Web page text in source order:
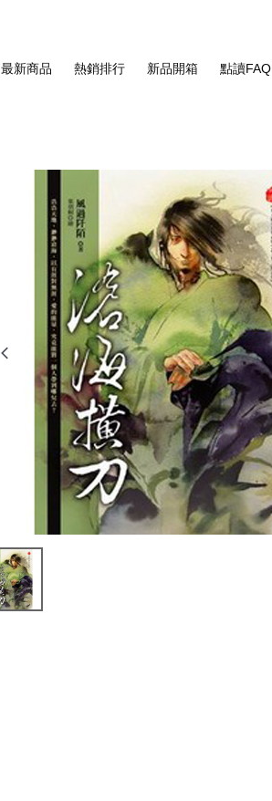
最新商品 熱銷排行 新品開箱 點讀FAQ